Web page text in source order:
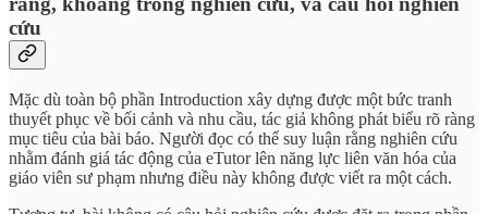
cứu
Mặc dù toàn bộ phần Introduction xây dựng được một bức tranh
thuyết phục về bối cảnh và nhu cầu, tác giả không phát biểu rõ ràng
mục tiêu của bài báo. Người đọc có thể suy luận rằng nghiên cứu
nhằm đánh giá tác động của eTutor lên năng lực liên văn hóa của
giáo viên sư phạm nhưng điều này không được viết ra một cách.